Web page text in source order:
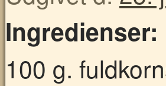
Ingredienser:
100 g.